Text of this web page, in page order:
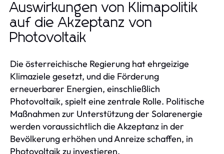
Auswirkungen von Klimapolitik
auf die Akzeptanz von
Photovoltaik
Die österreichische Regierung hat ehrgeizige
Klimaziele gesetzt, und die Förderung
erneuerbarer Energien, einschließlich
Photovoltaik, spielt eine zentrale Rolle. Politische
Maßnahmen zur Unterstützung der Solarenergie
werden voraussichtlich die Akzeptanz in der
Bevölkerung erhöhen und Anreize schaffen, in
Photovoltaik zu investieren.